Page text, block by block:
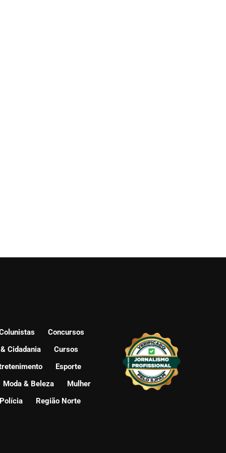
Concursos
Cidadania
Cursos
Esporte
Moda & Beleza
Mulher
Polícia
Região Norte